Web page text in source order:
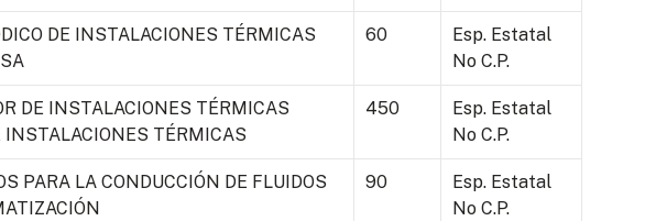
DE INSTALACIONES TÉRMICAS
60
Esp. Estatal
No C.P.
DE INSTALACIONES TÉRMICAS
INSTALACIONES TÉRMICAS
450
Esp. Estatal
No C.P.
PARA LA CONDUCCIÓN DE FLUIDOS
90
Esp. Estatal
No C.P.